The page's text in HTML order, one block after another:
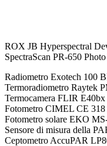
ROX JB Hyperspectral
SpectraScan PR-650
Radiometro Exotech 100
Termoradiometro Raytek
Termocamera FLIR E40bx
Fotometro CIMEL CE
Fotometro solare EKO
Sensore di misura della
Ceptometro AccuPAR